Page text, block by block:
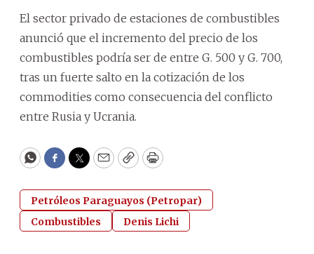
El sector privado de estaciones de combustibles
anunció que el incremento del precio de los
combustibles podría ser de entre G. 500 y G. 700,
tras un fuerte salto en la cotización de los
commodities como consecuencia del conflicto
entre Rusia y Ucrania.
WhatsApp
Facebook
Twitter
EmailCopyPrint
Petróleos Paraguayos (Petropar)
Combustibles
Denis Lichi